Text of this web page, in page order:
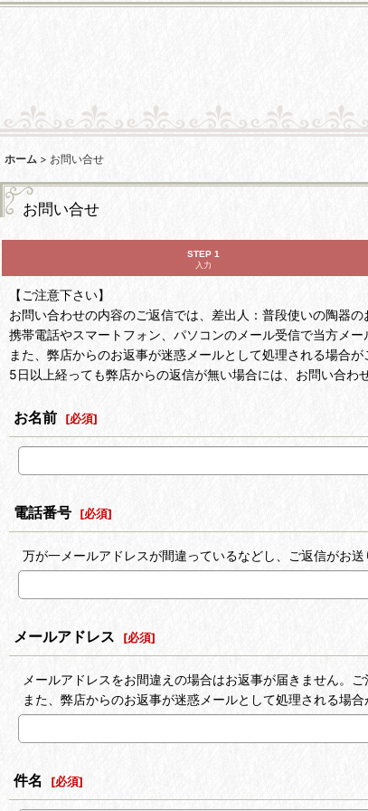
ホーム > お問い合せ
お問い合せ
STEP 1
入力
【ご注意下さい】
お問い合わせの内容のご返信では、差出人：普段使いの陶
携帯電話やスマートフォン、パソコンのメール受信で当方メ
また、弊店からのお返事が迷惑メールとして処理される場合
5日以上経っても弊店からの返信が無い場合には、お問い合わ
お名前 [必須]
電話番号 [必須]
万が一メールアドレスが間違っているなどし、ご返信がお
メールアドレス [必須]
メールアドレスをお間違えの場合はお返事が届きません。ご
また、弊店からのお返事が迷惑メールとして処理される場
件名 [必須]